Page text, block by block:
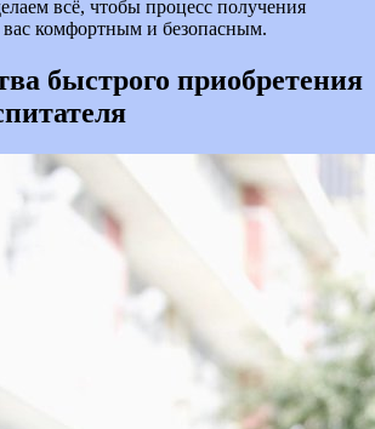
всё, чтобы процесс получения
комфортным и безопасным.
быстрого приобретения